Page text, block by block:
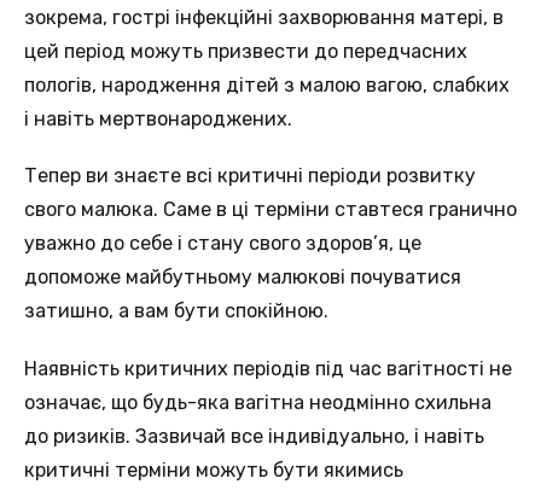
зокрема, гострі інфекційні захворювання матері, в
цей період можуть призвести до передчасних
пологів, народження дітей з малою вагою, слабких
і навіть мертвонароджених.
Тепер ви знаєте всі критичні періоди розвитку
свого малюка. Саме в ці терміни ставтеся гранично
уважно до себе і стану свого здоров’я, це
допоможе майбутньому малюкові почуватися
затишно, а вам бути спокійною.
Наявність критичних періодів під час вагітності не
означає, що будь-яка вагітна неодмінно схильна
до ризиків. Зазвичай все індивідуально, і навіть
критичні терміни можуть бути якимись